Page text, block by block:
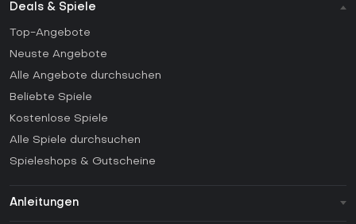
Deals & Spiele
Top-Angebote
Neuste Angebote
Alle Angebote durchsuchen
Beliebte Spiele
Kostenlose Spiele
Alle Spiele durchsuchen
Spieleshops & Gutscheine
Anleitungen